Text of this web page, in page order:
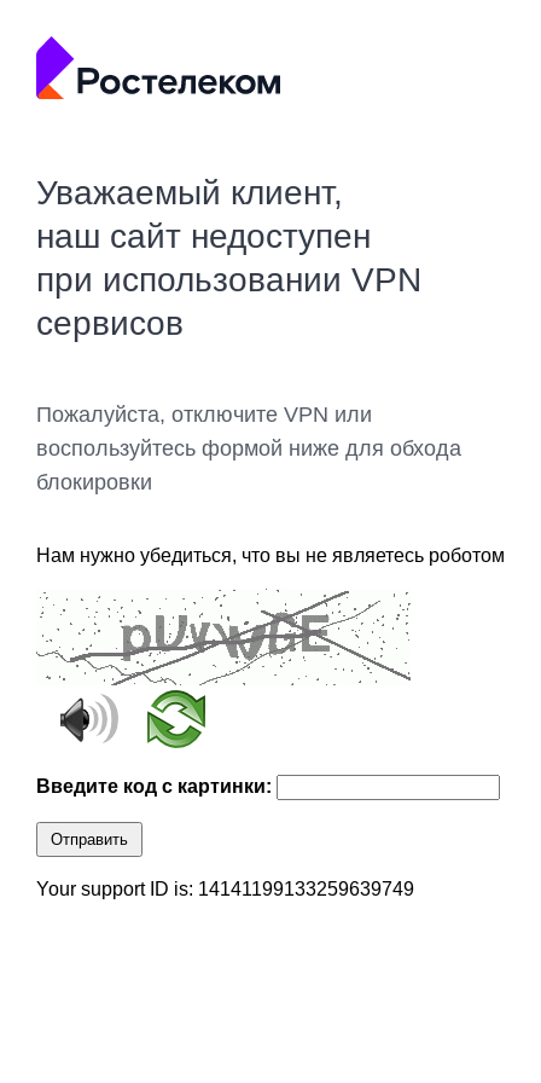
Уважаемый клиент,
наш сайт недоступен
при использовании VPN
сервисов
Пожалуйста, отключите VPN или
воспользуйтесь формой ниже для обхода
блокировки
Нам нужно убедиться, что вы не являетесь роботом
Введите код с картинки:
Отправить
Your support ID is: 14141199133259639749